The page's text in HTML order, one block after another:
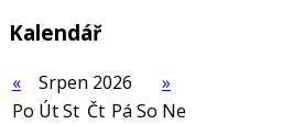
Kalendář
« Srpen 2026
»
Po ÚtSt Čt Pá So Ne